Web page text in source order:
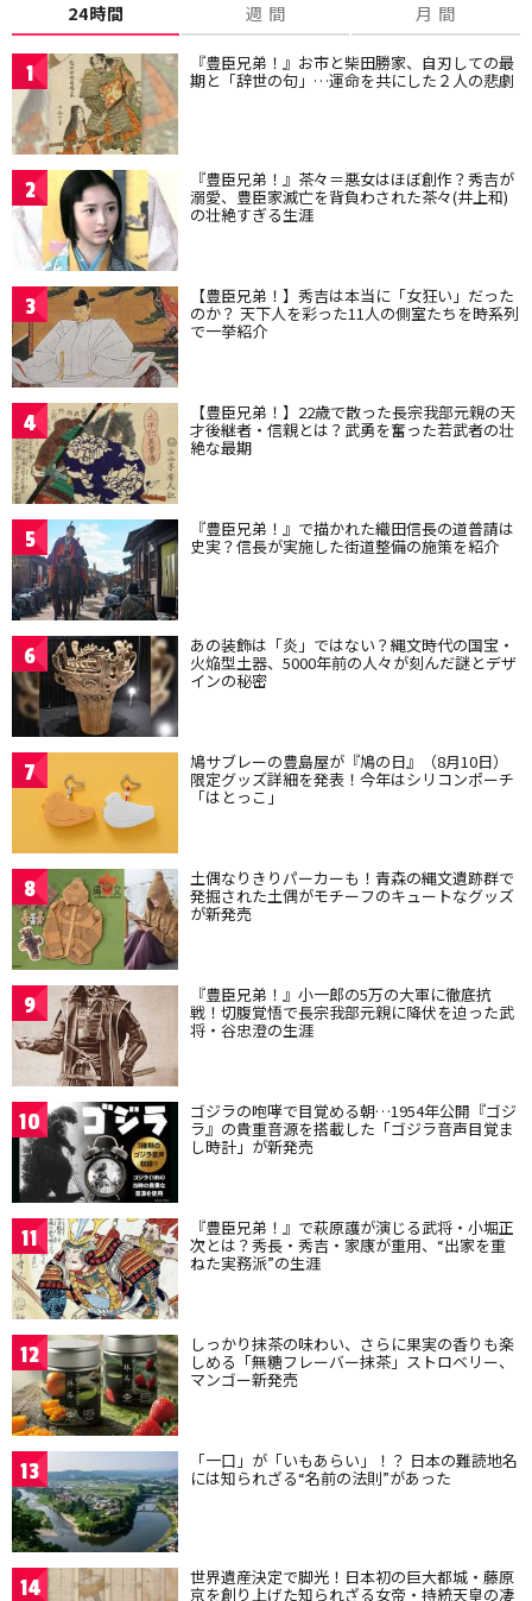
24時間 週 間 月 間
1 『豊臣兄弟！』お市と柴田勝家、自刃しての最
期と「辞世の句」…運命を共にした２人の悲劇
2 『豊臣兄弟！』茶々＝悪女はほぼ創作？秀吉が
溺愛、豊臣家滅亡を背負わされた茶々(井上和)
の壮絶すぎる生涯
3 【豊臣兄弟！】秀吉は本当に「女狂い」だった
のか？ 天下人を彩った11人の側室たちを時系列
で一挙紹介
4 【豊臣兄弟！】22歳で散った長宗我部元親の天
才後継者・信親とは？武勇を奮った若武者の壮
絶な最期
5 『豊臣兄弟！』で描かれた織田信長の道普請は
史実？信長が実施した街道整備の施策を紹介
6 あの装飾は「炎」ではない？縄文時代の国宝・
火焔型土器、5000年前の人々が刻んだ謎とデザ
インの秘密
7 鳩サブレーの豊島屋が『鳩の日』（8月10日）
限定グッズ詳細を発表！今年はシリコンポーチ
「はとっこ」
8 土偶なりきりパーカーも！青森の縄文遺跡群で
発掘された土偶がモチーフのキュートなグッズ
が新発売
9 『豊臣兄弟！』小一郎の5万の大軍に徹底抗
戦！切腹覚悟で長宗我部元親に降伏を迫った武
将・谷忠澄の生涯
10 ゴジラの咆哮で目覚める朝…1954年公開『ゴジ
ラ』の貴重音源を搭載した「ゴジラ音声目覚ま
し時計」が新発売
11 『豊臣兄弟！』で萩原護が演じる武将・小堀正
次とは？秀長・秀吉・家康が重用、“出家を重
ねた実務派”の生涯
12 しっかり抹茶の味わい、さらに果実の香りも楽
しめる「無糖フレーバー抹茶」ストロベリー、
マンゴー新発売
13 「一口」が「いもあらい」！？ 日本の難読地名
には知られざる“名前の法則”があった
14 世界遺産決定で脚光！日本初の巨大都城・藤原
京を創り上げた知られざる女帝・持統天皇の凄